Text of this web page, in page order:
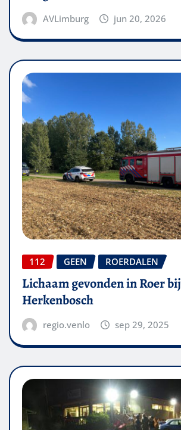
AVLimburg jun 20, 2026
112 GEEN ROERDALEN
Lichaam gevonden in Roer bij
Herkenbosch
regio.venlo sep 29, 2025